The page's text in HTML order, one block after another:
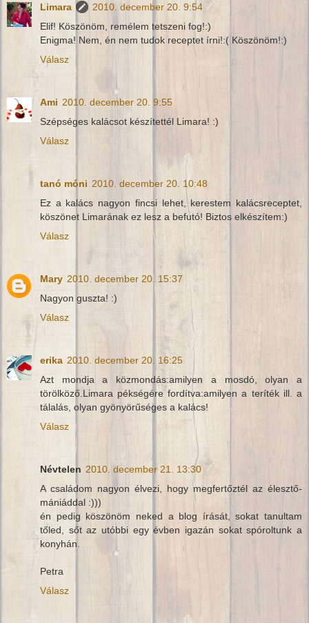
Limara
2010. december 20. 9:54
Elif! Köszönöm, remélem tetszeni fog!:)
Enigma! Nem, én nem tudok receptet írni!:( Köszönöm!:)
Válasz
Ami 2010. december 20. 9:55
Szépséges kalácsot készítettél Limara! :)
Válasz
tanó móni 2010. december 20. 10:48
Ez a kalács nagyon fincsi lehet, kerestem kalácsreceptet,
köszönet Limarának ez lesz a befutó! Biztos elkészítem:)
Válasz
Mary 2010. december 20. 15:37
Nagyon guszta! :)
Válasz
erika 2010. december 20. 16:25
Azt mondja a közmondás:amilyen a mosdó, olyan a
törölköző.Limara pékségére fordítva:amilyen a teríték ill. a
tálalás, olyan gyönyörűséges a kalács!
Válasz
Névtelen 2010. december 21. 13:30
A családom nagyon élvezi, hogy megfertőztél az élesztő-
mániáddal :)))
én pedig köszönöm neked a blog írását, sokat tanultam
tőled, sőt az utóbbi egy évben igazán sokat spóroltunk a
konyhán.
Petra
Válasz